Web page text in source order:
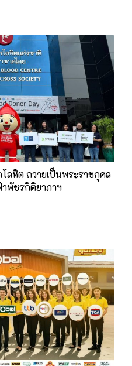
ลหิต ถวายเป็นพระราชกุศล
าพัชรกิติยาภาฯ